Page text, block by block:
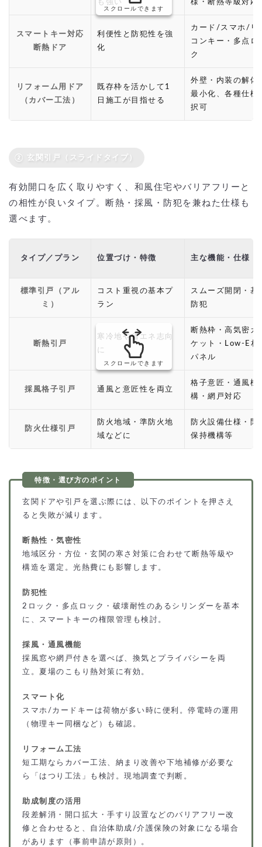
も強い 様・断熱等級対応
スマートキー対応
断熱ドア
利便性と防犯性を強
化
カード/スマホ/リ
コンキー・多点ロ
ク
リフォーム用ドア
（カバー工法）
既存枠を活かして1
日施工が目指せる
外壁・内装の解体
最小化、各種仕様
択可
スクロールできます
② 玄関引戸（スライドタイプ）
有効開口を広く取りやすく、和風住宅やバリアフリーと
の相性が良いタイプ。断熱・採風・防犯を兼ねた仕様も
選べます。
タイプ／プラン 位置づけ・特徴 主な機能・仕様
標準引戸（アル
ミ）
コスト重視の基本プ
ラン
スムーズ開閉・基
防犯
断熱引戸
寒冷地や省エネ志向
に
断熱枠・高気密ガ
ケット・Low-E相
パネル
採風格子引戸 通風と意匠性を両立
格子意匠・通風機
構・網戸対応
防火仕様引戸
防火地域・準防火地
域などに
防火設備仕様・閉
保持機構等
スクロールできます
玄関ドアや引戸を選ぶ際には、以下のポイントを押さえ
ると失敗が減ります。
断熱性・気密性
地域区分・方位・玄関の寒さ対策に合わせて断熱等級や
構造を選定。光熱費にも影響します。
防犯性
2ロック・多点ロック・破壊耐性のあるシリンダーを基本
に、スマートキーの権限管理も検討。
採風・通風機能
採風窓や網戸付きを選べば、換気とプライバシーを両
立。夏場のこもり熱対策に有効。
スマート化
スマホ/カードキーは荷物が多い時に便利。停電時の運用
（物理キー同梱など）も確認。
リフォーム工法
短工期ならカバー工法、納まり改善や下地補修が必要な
ら「はつり工法」も検討。現地調査で判断。
助成制度の活用
段差解消・開口拡大・手すり設置などのバリアフリー改
修と合わせると、自治体助成/介護保険の対象になる場合
があります（事前申請が原則）。